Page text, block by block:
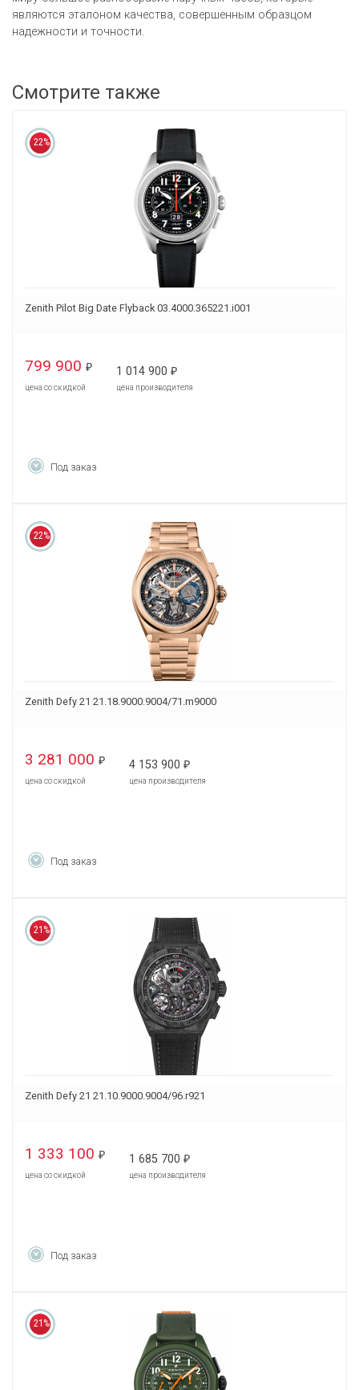
являются эталоном качества, совершенным образцом
надежности и точности.
Смотрите также
22%
Zenith Pilot Big Date Flyback 03.4000.365221.i001
799 900 ₽
цена со скидкой
1 014 900 ₽
цена производителя
Под заказ
22%
Zenith Defy 21 21.18.9000.9004/71.m9000
3 281 000 ₽
цена со скидкой
4 153 900 ₽
цена производителя
Под заказ
21%
Zenith Defy 21 21.10.9000.9004/96.r921
1 333 100 ₽
цена со скидкой
1 685 700 ₽
цена производителя
Под заказ
21%